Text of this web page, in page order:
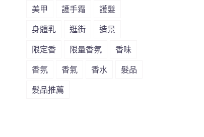
美甲 護手霜 護髮
身體乳 逛街 造景
限定香 限量香氛 香味
香氛 香氣 香水 髮品
髮品推薦